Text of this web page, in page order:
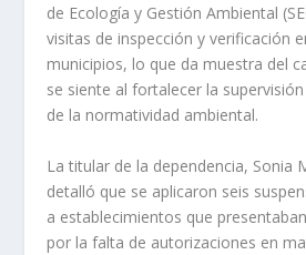
de Ecología y Gestión Ambiental
visitas de inspección y verificación
municipios, lo que da muestra del
se siente al fortalecer la
de la normatividad ambiental.
La titular de la dependencia, Sonia
detalló que se aplicaron seis
a establecimientos que
por la falta de autorizaciones en